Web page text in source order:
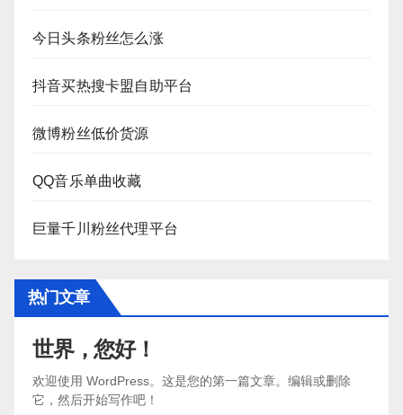
今日头条粉丝怎么涨
抖音买热搜卡盟自助平台
微博粉丝低价货源
QQ音乐单曲收藏
巨量千川粉丝代理平台
热门文章
世界，您好！
欢迎使用 WordPress。这是您的第一篇文章。编辑或删除
它，然后开始写作吧！